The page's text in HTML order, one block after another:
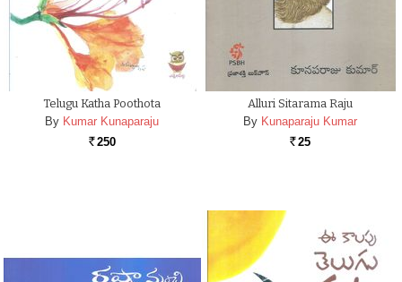
Telugu Katha Poothota
By Kumar Kunaparaju
Rs. 250
Alluri Sitarama Raju
By Kunaparaju Kumar
Rs. 25